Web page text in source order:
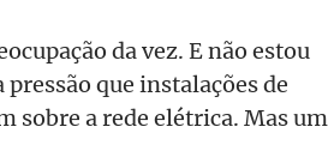
da vez. E não estou
que instalações de
sobre a rede elétrica. Mas um